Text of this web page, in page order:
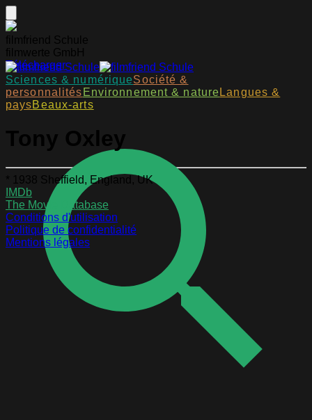
filmfriend Schule
filmwerte GmbH
Télécharger
Sciences & numériqueSociété &
personnalités Environnement & nature Langues &
paysBeaux-arts
Tony Oxley
* 1938 Sheffield, England, UK
IMDb
The Movie Database
Conditions d'utilisation
Politique de confidentialité
Mentions légales